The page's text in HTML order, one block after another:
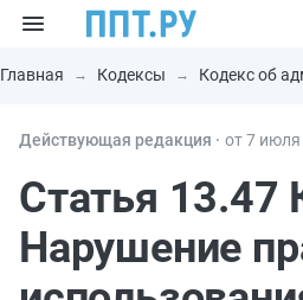
Главная Кодексы Кодекс об
Действующая редакция ⸱ от 7 июля
Статья
Нарушение